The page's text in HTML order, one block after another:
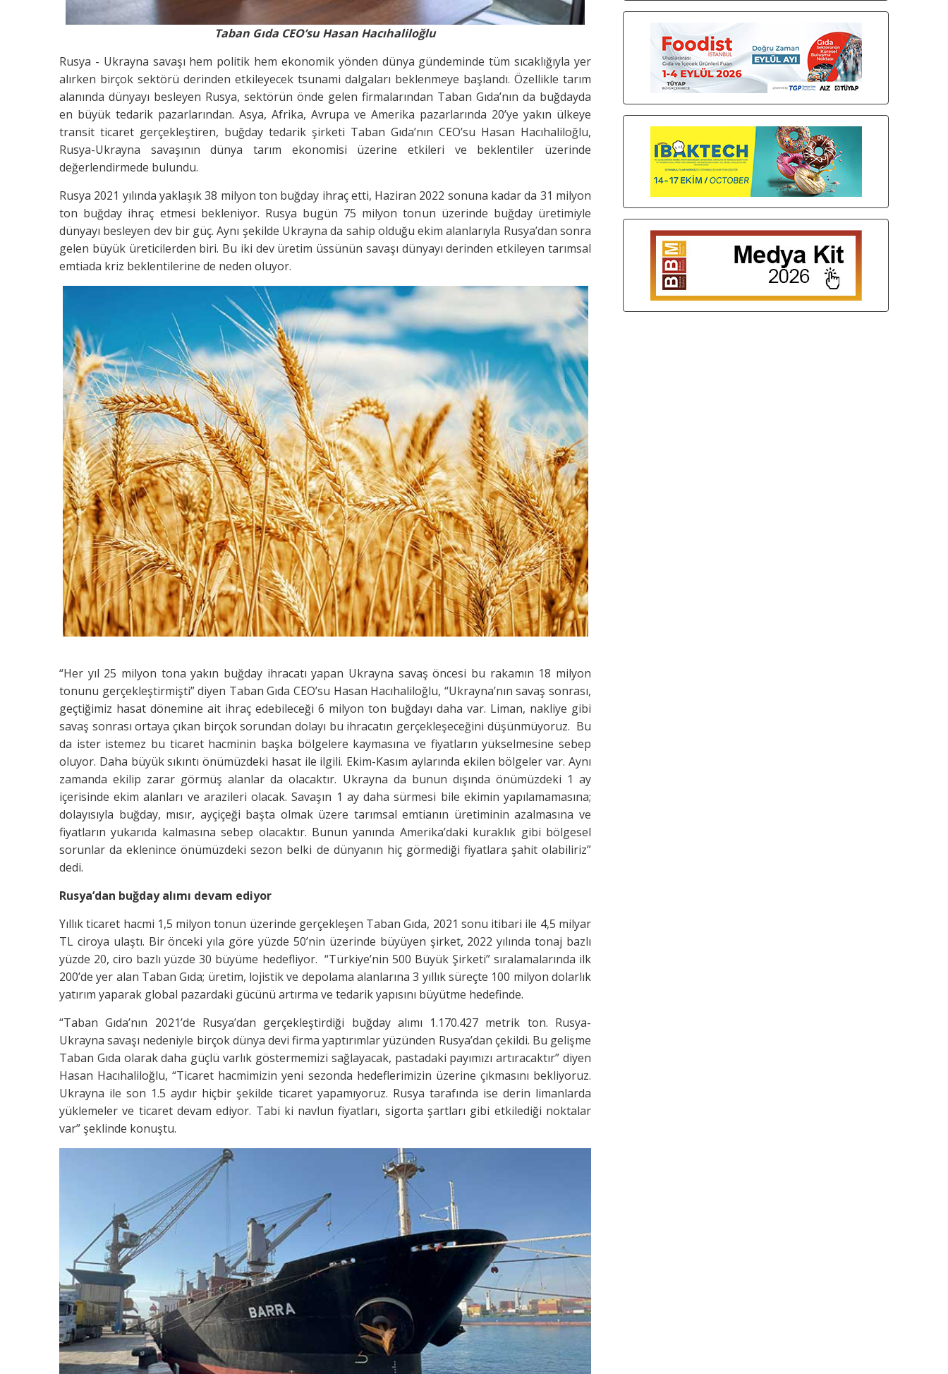
Taban Gıda CEO’su Hasan Hacıhaliloğlu
Rusya - Ukrayna savaşı hem politik hem ekonomik yönden dünya gündeminde tüm sıcaklığıyla yer
alırken birçok sektörü derinden etkileyecek tsunami dalgaları beklenmeye başlandı. Özellikle tarım
alanında dünyayı besleyen Rusya, sektörün önde gelen firmalarından Taban Gıda’nın da buğdayda
en büyük tedarik pazarlarından. Asya, Afrika, Avrupa ve Amerika pazarlarında 20’ye yakın ülkeye
transit ticaret gerçekleştiren, buğday tedarik şirketi Taban Gıda’nın CEO’su Hasan Hacıhaliloğlu,
Rusya-Ukrayna savaşının dünya tarım ekonomisi üzerine etkileri ve beklentiler üzerinde
değerlendirmede bulundu.
Rusya 2021 yılında yaklaşık 38 milyon ton buğday ihraç etti, Haziran 2022 sonuna kadar da 31 milyon
ton buğday ihraç etmesi bekleniyor. Rusya bugün 75 milyon tonun üzerinde buğday üretimiyle
dünyayı besleyen dev bir güç. Aynı şekilde Ukrayna da sahip olduğu ekim alanlarıyla Rusya’dan sonra
gelen büyük üreticilerden biri. Bu iki dev üretim üssünün savaşı dünyayı derinden etkileyen tarımsal
emtiada kriz beklentilerine de neden oluyor.
“Her yıl 25 milyon tona yakın buğday ihracatı yapan Ukrayna savaş öncesi bu rakamın 18 milyon
tonunu gerçekleştirmişti” diyen Taban Gıda CEO’su Hasan Hacıhaliloğlu, “Ukrayna’nın savaş sonrası,
geçtiğimiz hasat dönemine ait ihraç edebileceği 6 milyon ton buğdayı daha var. Liman, nakliye gibi
savaş sonrası ortaya çıkan birçok sorundan dolayı bu ihracatın gerçekleşeceğini düşünmüyoruz. Bu
da ister istemez bu ticaret hacminin başka bölgelere kaymasına ve fiyatların yükselmesine sebep
oluyor. Daha büyük sıkıntı önümüzdeki hasat ile ilgili. Ekim-Kasım aylarında ekilen bölgeler var. Aynı
zamanda ekilip zarar görmüş alanlar da olacaktır. Ukrayna da bunun dışında önümüzdeki 1 ay
içerisinde ekim alanları ve arazileri olacak. Savaşın 1 ay daha sürmesi bile ekimin yapılamamasına;
dolayısıyla buğday, mısır, ayçiçeği başta olmak üzere tarımsal emtianın üretiminin azalmasına ve
fiyatların yukarıda kalmasına sebep olacaktır. Bunun yanında Amerika’daki kuraklık gibi bölgesel
sorunlar da eklenince önümüzdeki sezon belki de dünyanın hiç görmediği fiyatlara şahit olabiliriz”
dedi.
Rusya’dan buğday alımı devam ediyor
Yıllık ticaret hacmi 1,5 milyon tonun üzerinde gerçekleşen Taban Gıda, 2021 sonu itibari ile 4,5 milyar
TL ciroya ulaştı. Bir önceki yıla göre yüzde 50’nin üzerinde büyüyen şirket, 2022 yılında tonaj bazlı
yüzde 20, ciro bazlı yüzde 30 büyüme hedefliyor. “Türkiye’nin 500 Büyük Şirketi” sıralamalarında ilk
200’de yer alan Taban Gıda; üretim, lojistik ve depolama alanlarına 3 yıllık süreçte 100 milyon dolarlık
yatırım yaparak global pazardaki gücünü artırma ve tedarik yapısını büyütme hedefinde.
“Taban Gıda’nın 2021’de Rusya’dan gerçekleştirdiği buğday alımı 1.170.427 metrik ton. Rusya-
Ukrayna savaşı nedeniyle birçok dünya devi firma yaptırımlar yüzünden Rusya’dan çekildi. Bu gelişme
Taban Gıda olarak daha güçlü varlık göstermemizi sağlayacak, pastadaki payımızı artıracaktır” diyen
Hasan Hacıhaliloğlu, “Ticaret hacmimizin yeni sezonda hedeflerimizin üzerine çıkmasını bekliyoruz.
Ukrayna ile son 1.5 aydır hiçbir şekilde ticaret yapamıyoruz. Rusya tarafında ise derin limanlarda
yüklemeler ve ticaret devam ediyor. Tabi ki navlun fiyatları, sigorta şartları gibi etkilediği noktalar
var” şeklinde konuştu.